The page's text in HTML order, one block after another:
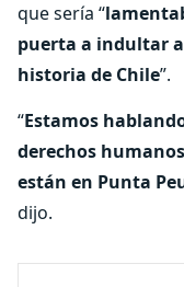
que sería “
puerta a indultar
historia de Chile”.
“Estamos
derechos
están en Punta
dijo.